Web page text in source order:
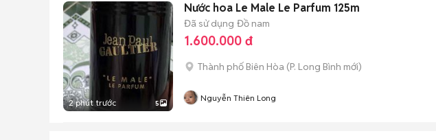
2 phút trước 5
Nước hoa Le Male Le Parfum 125m
Đã sử dụng Đồ nam
1.600.000 đ
Thành phố Biên Hòa (P. Long Bình mới)
Nguyễn Thiên Long